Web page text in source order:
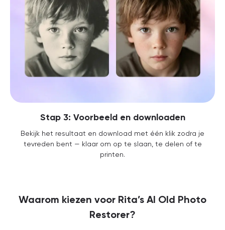
Stap 3: Voorbeeld en downloaden
Bekijk het resultaat en download met één klik zodra je
tevreden bent — klaar om op te slaan, te delen of te
printen.
Waarom kiezen voor Rita’s AI Old Photo
Restorer?